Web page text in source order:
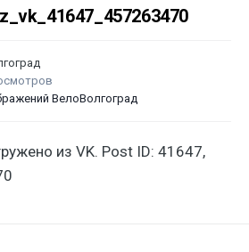
ВелоВолгоград
из VK. Post ID: 41647,